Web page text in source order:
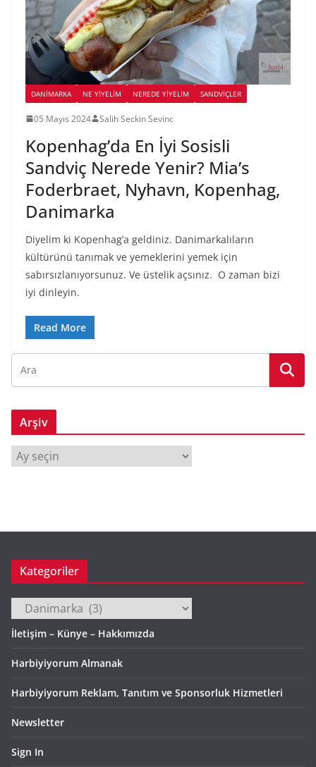
DANIMARKA NE YİYELİM NEREDE YİYELİM SANDVIÇLER
05 Mayıs 2024 Salih Seckin Sevinc
Kopenhag’da En İyi Sosisli
Sandviç Nerede Yenir? Mia’s
Foderbraet, Nyhavn, Kopenhag,
Danimarka
Diyelim ki Kopenhag’a geldiniz. Danimarkalıların
kültürünü tanımak ve yemeklerini yemek için
sabırsızlanıyorsunuz. Ve üstelik açsınız. O zaman bizi
iyi dinleyin.
Read More
Arşiv
r
Kategoriler
Kategoriler
İletişim – Künye – Hakkımızda
Harbiyiyorum Almanak
Harbiyiyorum Reklam, Tanıtım ve Sponsorluk Hizmetleri
Newsletter
Sign In